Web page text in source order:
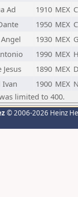
Ad 1910 MEX
1950 MEX
1930 MEX
1990 MEX
Jesus 1890 MEX
Ivan 1900 MEX
limited to 400.
© 2006-2026 Heinz